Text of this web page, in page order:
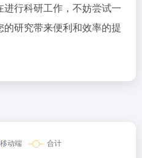
行科研工作，不妨尝试一
研究带来便利和效率的提